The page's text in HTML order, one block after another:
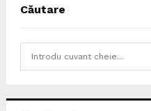
Căutare